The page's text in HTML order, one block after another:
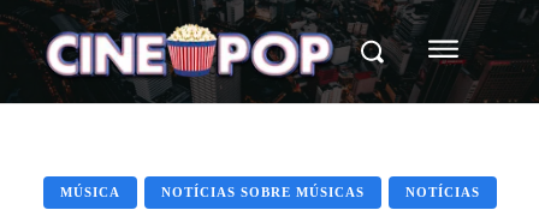
MÚSICA NOTÍCIAS SOBRE MÚSICAS NOTÍCIAS